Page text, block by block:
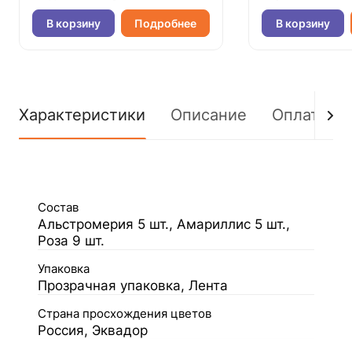
В корзину Подробнее В корзину
Характеристики Описание Оплата
Состав
Альстромерия 5 шт., Амариллис 5 шт.,
Роза 9 шт.
Упаковка
Прозрачная упаковка, Лента
Страна просхождения цветов
Россия, Эквадор